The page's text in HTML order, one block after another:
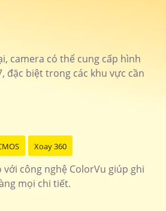
camera có thể cung cấp hình
đặc biệt trong các khu vực cần
Xoay 360
công nghệ ColorVu giúp ghi
mọi chi tiết.